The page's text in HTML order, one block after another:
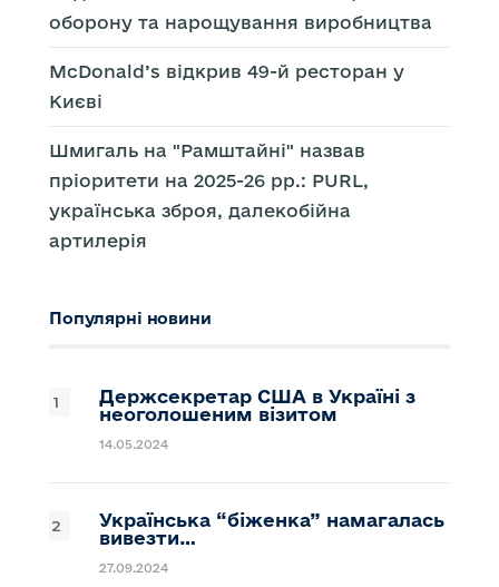
оборону та нарощування виробництва
McDonald’s відкрив 49-й ресторан у
Києві
Шмигаль на "Рамштайні" назвав
пріоритети на 2025-26 рр.: PURL,
українська зброя, далекобійна
артилерія
Популярні новини
Держсекретар США в Україні з
неоголошеним візитом
14.05.2024
Українська “біженка” намагалась
вивезти…
27.09.2024